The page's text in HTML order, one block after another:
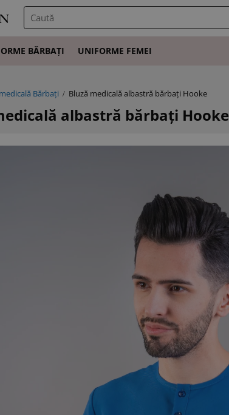
BĂRBAȚI UNIFORME FEMEI
Bărbați Bluză medicală albastră bărbați Hooke
albastră bărbați Hooke